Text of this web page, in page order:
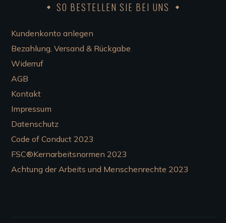
SO BESTELLEN SIE BEI UNS
Kundenkonto anlegen
Bezahlung, Versand & Rückgabe
Widerruf
AGB
Kontakt
Impressum
Datenschutz
Code of Conduct 2023
FSC®Kernarbeitsnormen 2023
Achtung der Arbeits und Menschenrechte 2023